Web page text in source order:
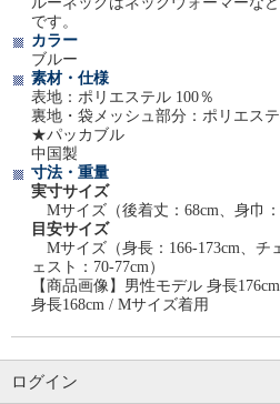
です。
カラー
ブルー
素材・仕様
表地：ポリエステル 100％
裏地・袋メッシュ部分：ポリエス
★パッカブル
中国製
寸法・重量
実寸サイズ
Mサイズ（後着丈：68cm、身巾：
目安サイズ
Mサイズ（身長：166-173cm、チ
ェスト：70-77cm）
【商品画像】男性モデル 身長
身長168cm / Mサイズ着用
ログイン